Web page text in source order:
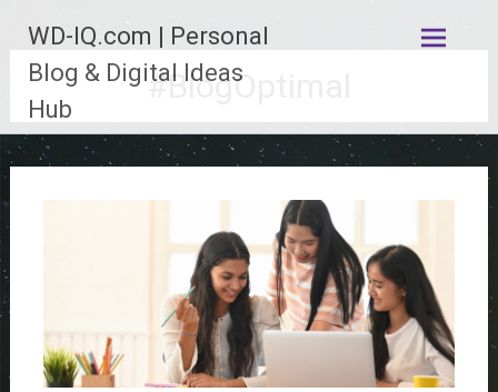
konten
WD-IQ.com | Personal
Blog & Digital Ideas
Hub
#BlogOptimal